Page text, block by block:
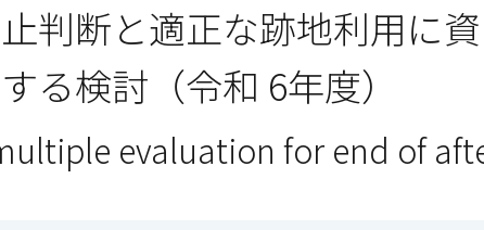
判断と適正な跡地利用に
る検討（令和 6年度）
evaluation for end of